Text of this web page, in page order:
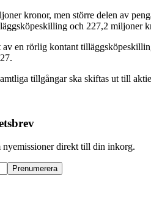
kronor, men större delen av
och 227,2 miljoner
av en rörlig kontant
tillgångar ska skiftas ut till
nyemissioner direkt till din inkorg.
Prenumerera